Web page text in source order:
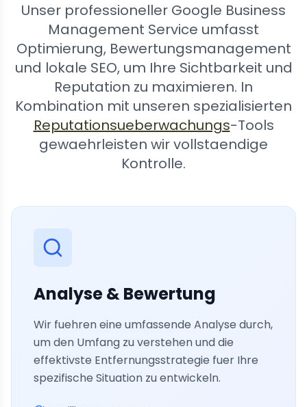
Unser professioneller Google Business
Management Service umfasst
Optimierung, Bewertungsmanagement
und lokale SEO, um Ihre Sichtbarkeit und
Reputation zu maximieren. In
Kombination mit unseren spezialisierten
Reputationsueberwachungs-Tools
gewaehrleisten wir vollstaendige
Kontrolle.
Analyse & Bewertung
Wir fuehren eine umfassende Analyse durch,
um den Umfang zu verstehen und die
effektivste Entfernungsstrategie fuer Ihre
spezifische Situation zu entwickeln.